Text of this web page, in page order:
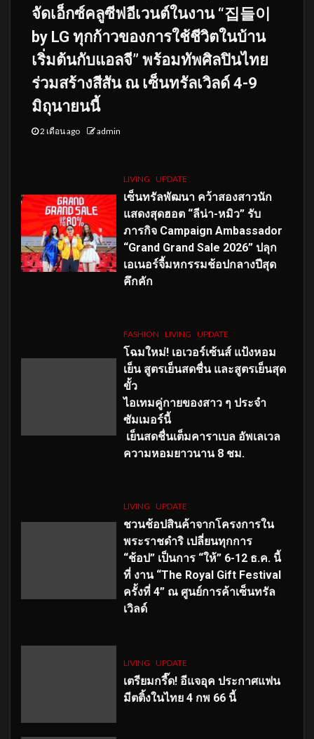
จัดเอ็กซ์คลูซีฟอีเวนต์ในงาน “집들이
by LG ทุกก้าวของการใช้ชีวิตในบ้าน
เริ่มต้นกับแอลจี” พร้อมทัพศิลปินไทย
ร่วมสร้างสีสัน ณ เซ็นทรัลเวิลด์ 4-9
มิถุนายนนี้
2 เดือน ago admin
LIVING UPDATE
เซ็นทรัลพัฒนา คว้าสองสาวนัก
แสดงสุดฮอต “ลีน่า-หมิว” รับ
ภารกิจ Campaign Ambassador
“Grand Grand Sale 2026” ปลุก
เอเนอร์จี้มหกรรมช้อปกลางปีสุด
คึกคัก
FASHION LIVING UPDATE
โฉมใหม่! เอเวอร์เซ้นส์ แป้งหอม
เย็น สูตรเย็นสดชื่น และสูตรเย็นสุด
ขั้ว
ไอเทมคู่กายของสาว ๆ ประจำ
ซัมเมอร์นี้
เย็นสดชื่นเต็มคาราเบล อัพเลเวล
ความหอมยาวนาน 8 ชม.
LIVING UPDATE
ชวนช้อปสินค้าจากโครงการใน
พระราชดำริ เปลี่ยนทุกการ
“ช้อป” เป็นการ “ให้” 6-12 ธ.ค. นี้
ที่ งาน “The Royal Gift Festival
ครั้งที่ 4” ณ ศูนย์การค้าเซ็นทรัล
เวิลด์
LIVING UPDATE
เตรียมกรี๊ด! อีแจอุค ประกาศแฟน
มีตติ้งในไทย 4 กพ 66 นี้